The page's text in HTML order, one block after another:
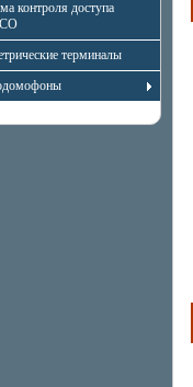
контроля доступа
терминалы